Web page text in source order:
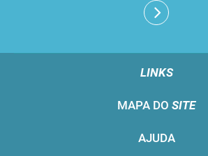
LINKS
MAPA DO SITE
AJUDA